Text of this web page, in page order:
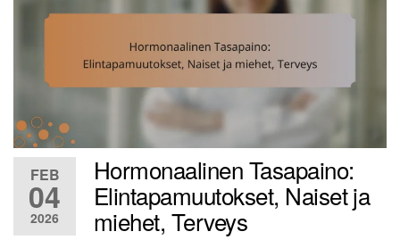
FEB
04
2026
Hormonaalinen Tasapaino:
Elintapamuutokset, Naiset ja
miehet, Terveys